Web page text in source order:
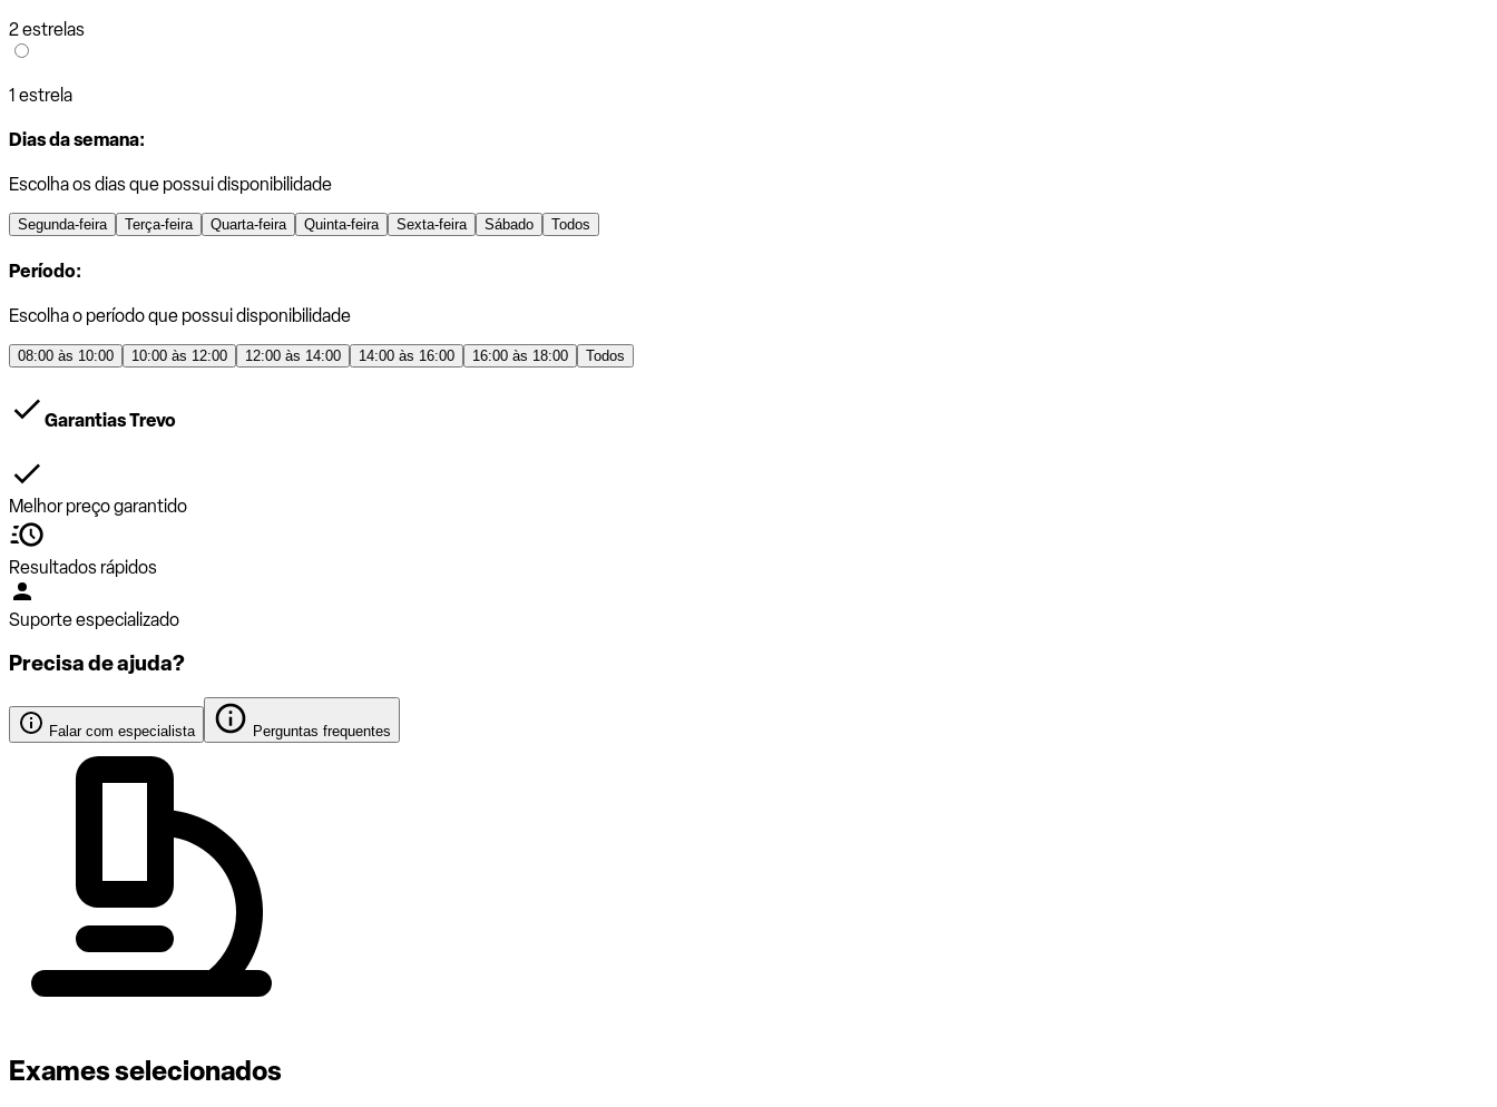
2 estrelas
1 estrela
Dias da semana:
Escolha os dias que possui disponibilidade
Segunda-feira Terça-feira Quarta-feira Quinta-feira Sexta-feira Sábado Todos
Período:
Escolha o período que possui disponibilidade
08:00 às 10:00 10:00 às 12:00 12:00 às 14:00 14:00 às 16:00 16:00 às 18:00 Todos
Garantias Trevo
Melhor preço garantido
Resultados rápidos
Suporte especializado
Precisa de ajuda?
Falar com especialista Perguntas frequentes
Exames selecionados